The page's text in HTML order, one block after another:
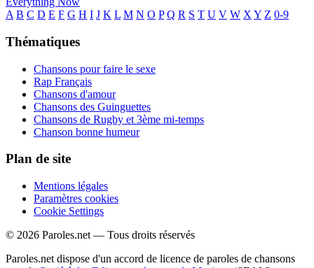
A B C D E F G H I J K L M N O P Q R S T U V W X Y Z 0-9
Thématiques
Chansons pour faire le sexe
Rap Français
Chansons d'amour
Chansons des Guinguettes
Chansons de Rugby et 3ème mi-temps
Chanson bonne humeur
Plan de site
Mentions légales
Paramètres cookies
Cookie Settings
© 2026 Paroles.net — Tous droits réservés
Paroles.net dispose d'un accord de licence de paroles de chansons